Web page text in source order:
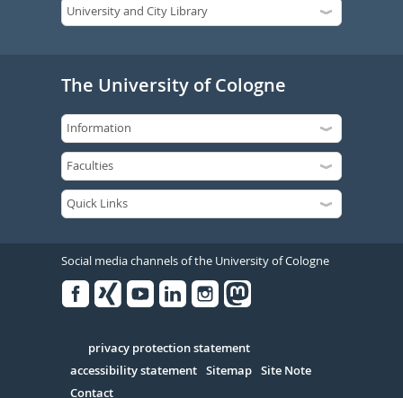
The University of Cologne
Social media channels of the University of Cologne
Serivce
privacy protection statement
accessibility statement Sitemap Site Note
Contact